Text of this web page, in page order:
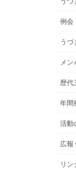
例会
うづ
メ
歴代
年間
活動
広報
リン